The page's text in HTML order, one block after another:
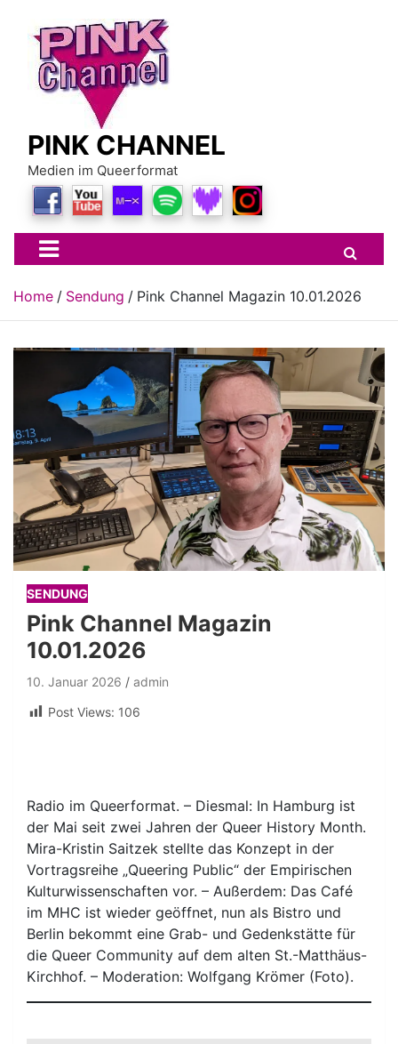
content
PINK CHANNEL
Medien im Queerformat
Home Sendung Pink Channel Magazin 10.01.2026
SENDUNG
Pink Channel Magazin
10.01.2026
10. Januar 2026
admin
Post Views: 106
Radio im Queerformat. – Diesmal: In Hamburg ist
der Mai seit zwei Jahren der Queer History Month.
Mira-Kristin Saitzek stellte das Konzept in der
Vortragsreihe „Queering Public“ der Empirischen
Kulturwissenschaften vor. – Außerdem: Das Café
im MHC ist wieder geöffnet, nun als Bistro und
Berlin bekommt eine Grab- und Gedenkstätte für
die Queer Community auf dem alten St.-Matthäus-
Kirchhof. – Moderation: Wolfgang Krömer (Foto).